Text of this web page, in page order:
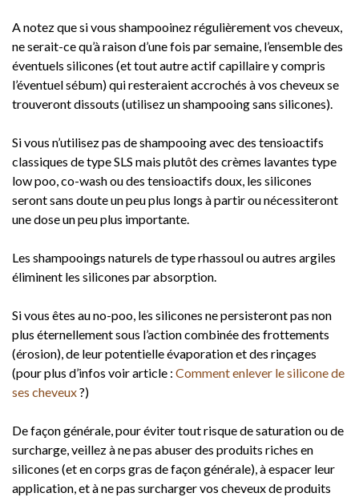
A notez que si vous shampooinez régulièrement vos cheveux,
ne serait-ce qu’à raison d’une fois par semaine, l’ensemble des
éventuels silicones (et tout autre actif capillaire y compris
l’éventuel sébum) qui resteraient accrochés à vos cheveux se
trouveront dissouts (utilisez un shampooing sans silicones).
Si vous n’utilisez pas de shampooing avec des tensioactifs
classiques de type SLS mais plutôt des crèmes lavantes type
low poo, co-wash ou des tensioactifs doux, les silicones
seront sans doute un peu plus longs à partir ou nécessiteront
une dose un peu plus importante.
Les shampooings naturels de type rhassoul ou autres argiles
éliminent les silicones par absorption.
Si vous êtes au no-poo, les silicones ne persisteront pas non
plus éternellement sous l’action combinée des frottements
(érosion), de leur potentielle évaporation et des rinçages
(pour plus d’infos voir article : Comment enlever le silicone de
ses cheveux?)
De façon générale, pour éviter tout risque de saturation ou de
surcharge, veillez à ne pas abuser des produits riches en
silicones (et en corps gras de façon générale), à espacer leur
application, et à ne pas surcharger vos cheveux de produits